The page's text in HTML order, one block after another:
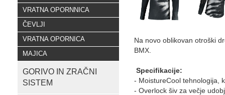
VRATNA OPORNNICA
ČEVLJI
VRATNA OPORNICA
MAJICA
GORIVO IN ZRAČNI
SISTEM
Na novo oblikovan otroški
BMX.
Specifikacije:
- MoistureCool tehnologija,
- Overlock šiv za večje